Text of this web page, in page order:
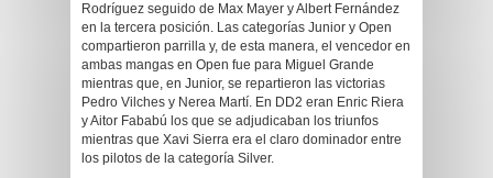
Rodríguez seguido de Max Mayer y Albert Fernández
en la tercera posición. Las categorías Junior y Open
compartieron parrilla y, de esta manera, el vencedor en
ambas mangas en Open fue para Miguel Grande
mientras que, en Junior, se repartieron las victorias
Pedro Vilches y Nerea Martí. En DD2 eran Enric Riera
y Aitor Fababú los que se adjudicaban los triunfos
mientras que Xavi Sierra era el claro dominador entre
los pilotos de la categoría Silver.